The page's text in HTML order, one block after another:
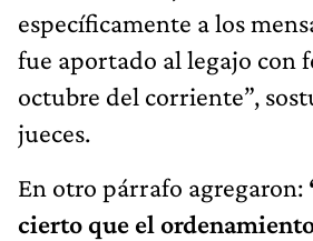
específicamente a los
fue aportado al legajo con
octubre del corriente”,
jueces.
En otro párrafo agregaron:
cierto que el